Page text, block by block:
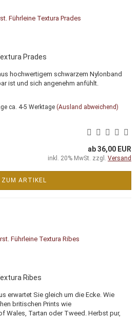
Prades
hochwertigem schwarzem Nylonband
ist und sich angenehm anfühlt.
ca. 4-5 Werktage (Ausland abweichend)
ab 36,00 EUR
inkl. 20% MwSt. zzgl. Versand
ZUM ARTIKEL
Ribes
erwartet Sie gleich um die Ecke. Wie
britischen Prints wie
Wales, Tartan oder Tweed. Herbst pur,